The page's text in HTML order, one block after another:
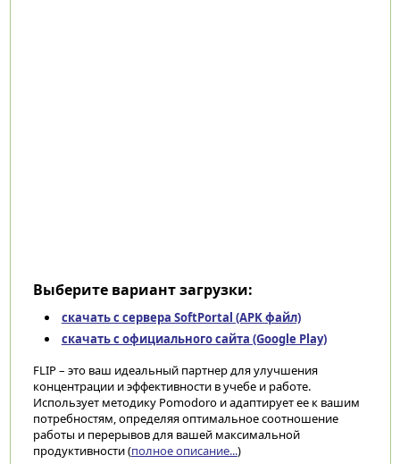
Выберите вариант загрузки:
скачать с сервера SoftPortal (APK файл)
скачать с официального сайта (Google Play)
FLIP – это ваш идеальный партнер для улучшения
концентрации и эффективности в учебе и работе.
Использует методику Pomodoro и адаптирует ее к вашим
потребностям, определяя оптимальное соотношение
работы и перерывов для вашей максимальной
продуктивности (полное описание...)